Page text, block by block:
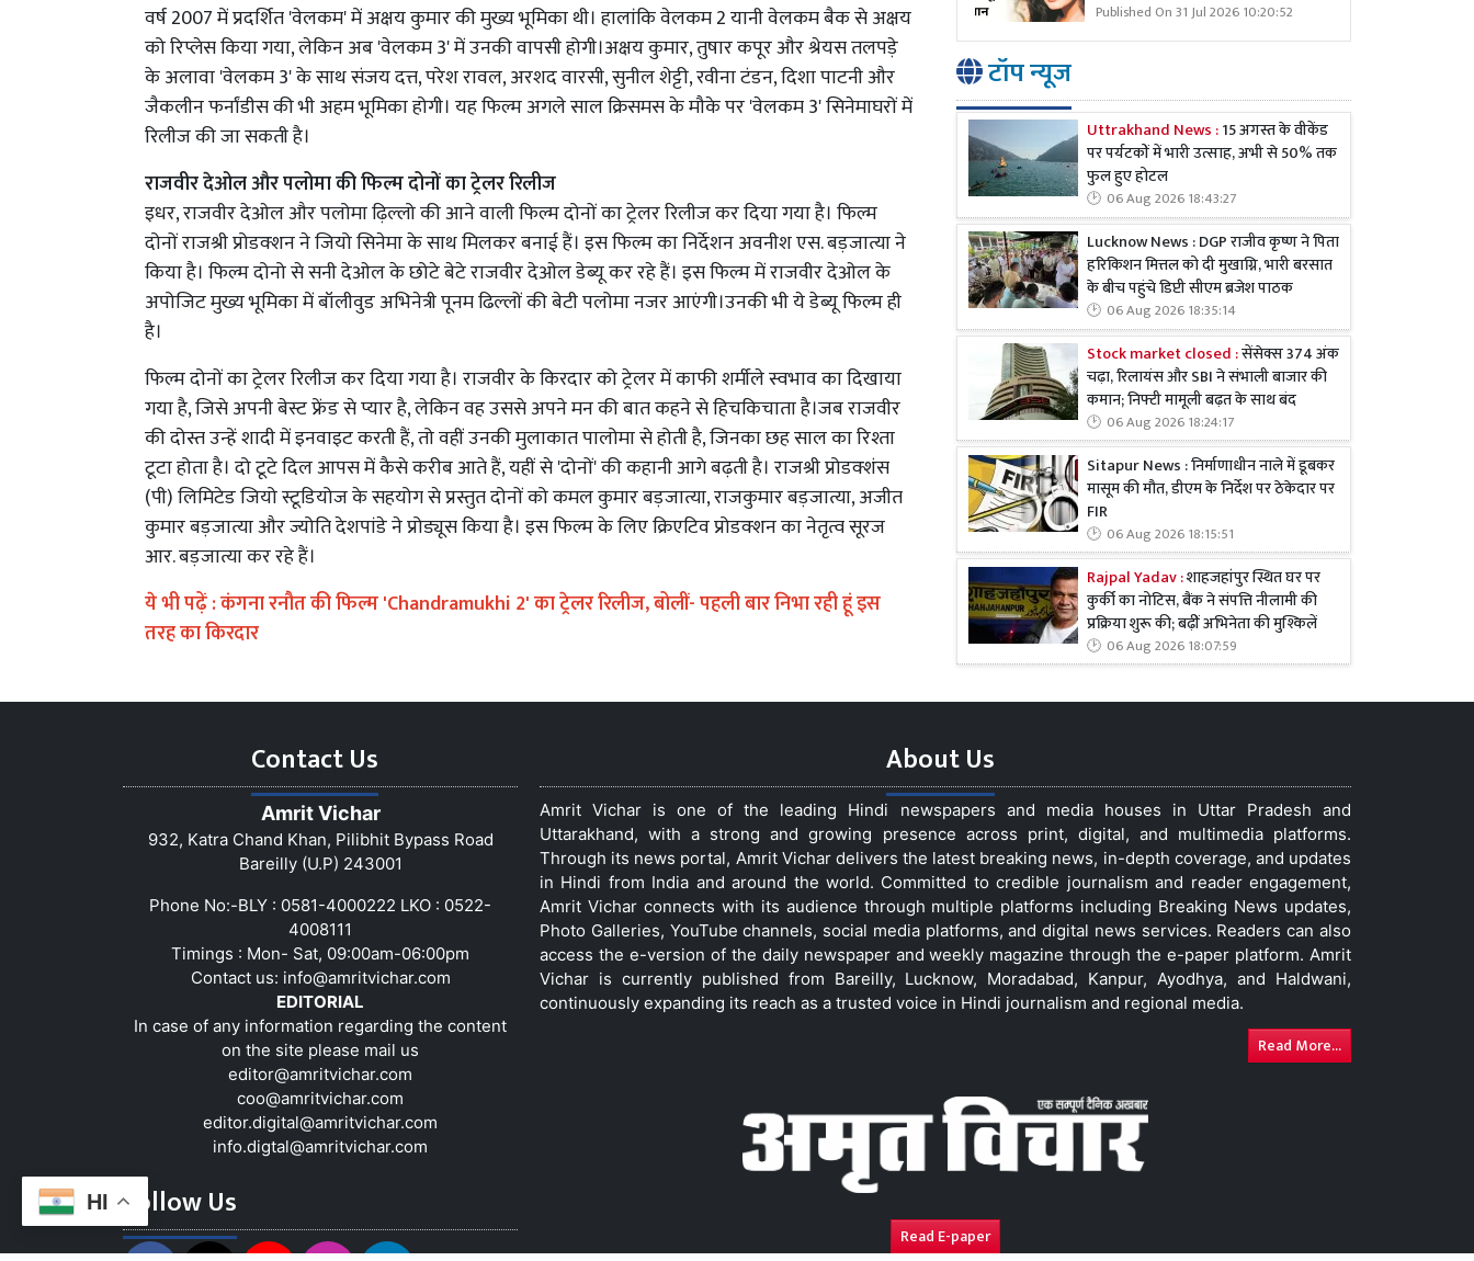
HI
वर्ष 2007 में प्रदर्शित 'वेलकम' में अक्षय कुमार की मुख्य भूमिका थी। हालांकि वेलकम 2 यानी वेलकम बैक से अक्षय
को रिप्लेस किया गया, लेकिन अब 'वेलकम 3' में उनकी वापसी होगी।अक्षय कुमार, तुषार कपूर और श्रेयस तलपड़े
के अलावा 'वेलकम 3' के साथ संजय दत्त, परेश रावल, अरशद वारसी, सुनील शेट्टी, रवीना टंडन, दिशा पाटनी और
जैकलीन फर्नांडीस की भी अहम भूमिका होगी। यह फिल्म अगले साल क्रिसमस के मौके पर 'वेलकम 3' सिनेमाघरों में
रिलीज की जा सकती है।
राजवीर देओल और पलोमा की फिल्म दोनों का ट्रेलर रिलीज
इधर, राजवीर देओल और पलोमा ढ़िल्लो की आने वाली फिल्म दोनों का ट्रेलर रिलीज कर दिया गया है। फिल्म
दोनों राजश्री प्रोडक्शन ने जियो सिनेमा के साथ मिलकर बनाई हैं। इस फिल्म का निर्देशन अवनीश एस. बड़जात्या ने
किया है। फिल्म दोनो से सनी देओल के छोटे बेटे राजवीर देओल डेब्यू कर रहे हैं। इस फिल्म में राजवीर देओल के
अपोजिट मुख्य भूमिका में बॉलीवुड अभिनेत्री पूनम ढिल्लों की बेटी पलोमा नजर आएंगी।उनकी भी ये डेब्यू फिल्म ही
है।
फिल्म दोनों का ट्रेलर रिलीज कर दिया गया है। राजवीर के किरदार को ट्रेलर में काफी शर्मीले स्वभाव का दिखाया
गया है, जिसे अपनी बेस्ट फ्रेंड से प्यार है, लेकिन वह उससे अपने मन की बात कहने से हिचकिचाता है।जब राजवीर
की दोस्त उन्हें शादी में इनवाइट करती हैं, तो वहीं उनकी मुलाकात पालोमा से होती है, जिनका छह साल का रिश्ता
टूटा होता है। दो टूटे दिल आपस में कैसे करीब आते हैं, यहीं से 'दोनों' की कहानी आगे बढ़ती है। राजश्री प्रोडक्शंस
(पी) लिमिटेड जियो स्टूडियोज के सहयोग से प्रस्तुत दोनों को कमल कुमार बड़जात्या, राजकुमार बड़जात्या, अजीत
कुमार बड़जात्या और ज्योति देशपांडे ने प्रोड्यूस किया है। इस फिल्म के लिए क्रिएटिव प्रोडक्शन का नेतृत्व सूरज
आर. बड़जात्या कर रहे हैं।
ये भी पढ़ें :कंगना रनौत की फिल्म 'Chandramukhi 2' का ट्रेलर रिलीज, बोलीं- पहली बार निभा रही हूं इस
तरह का किरदार
Published On 31 Jul 2026 10:20:52
टॉप न्यूज
Uttrakhand News :15 अगस्त के वीकेंड
पर पर्यटकों में भारी उत्साह, अभी से 50% तक
फुल हुए होटल
06 Aug 2026 18:43:27
Lucknow News : DGP राजीव कृष्ण ने पिता
हरिकिशन मित्तल को दी मुखाग्नि, भारी बरसात
के बीच पहुंचे डिप्टी सीएम ब्रजेश पाठक
06 Aug 2026 18:35:14
Stock market closed :सेंसेक्स 374 अंक
चढ़ा, रिलायंस और SBI ने संभाली बाजार की
कमान; निफ्टी मामूली बढ़त के साथ बंद
06 Aug 2026 18:24:17
Sitapur News : निर्माणाधीन नाले में डूबकर
मासूम की मौत, डीएम के निर्देश पर ठेकेदार पर
FIR
06 Aug 2026 18:15:51
Rajpal Yadav :शाहजहांपुर स्थित घर पर
कुर्की का नोटिस, बैंक ने संपत्ति नीलामी की
प्रक्रिया शुरू की; बढ़ीं अभिनेता की मुश्किलें
06 Aug 2026 18:07:59
Contact Us
Amrit Vichar
932, Katra Chand Khan, Pilibhit Bypass Road
Bareilly (U.P) 243001
Phone No:-BLY : 0581-4000222 LKO : 0522-
4008111
Timings : Mon- Sat, 09:00am-06:00pm
Contact us: info@amritvichar.com
EDITORIAL
In case of any information regarding the content
on the site please mail us
editor@amritvichar.com
coo@amritvichar.com
editor.digital@amritvichar.com
info.digtal@amritvichar.com
Follow Us
About Us
Amrit Vichar is one of the leading Hindi newspapers and media houses in Uttar Pradesh and
Uttarakhand, with a strong and growing presence across print, digital, and multimedia platforms.
Through its news portal, Amrit Vichar delivers the latest breaking news, in-depth coverage, and updates
in Hindi from India and around the world. Committed to credible journalism and reader engagement,
Amrit Vichar connects with its audience through multiple platforms including Breaking News updates,
Photo Galleries, YouTube channels, social media platforms, and digital news services. Readers can also
access the e-version of the daily newspaper and weekly magazine through the e-paper platform. Amrit
Vichar is currently published from Bareilly, Lucknow, Moradabad, Kanpur, Ayodhya, and Haldwani,
continuously expanding its reach as a trusted voice in Hindi journalism and regional media.
Read More...
Read E-paper